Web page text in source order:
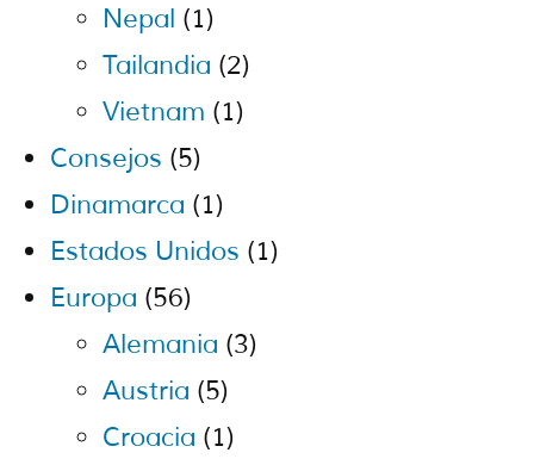
Nepal (1)
Tailandia (2)
Vietnam (1)
Consejos (5)
Dinamarca (1)
Estados Unidos (1)
Europa (56)
Alemania (3)
Austria (5)
Croacia (1)